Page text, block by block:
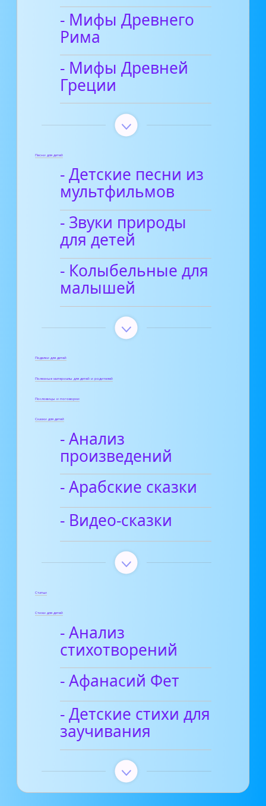
- Мифы Древнего
Рима
- Мифы Древней
Греции
Песни для детей
- Детские песни из
мультфильмов
- Звуки природы
для детей
- Колыбельные для
малышей
Поделки для детей
Полезные материалы для детей и родителей
Пословицы и поговорки
Сказки для детей
- Анализ
произведений
- Арабские сказки
- Видео-сказки
Статьи
Стихи для детей
- Анализ
стихотворений
- Афанасий Фет
- Детские стихи для
заучивания